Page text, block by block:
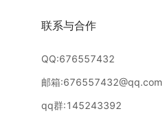
联系与合作
QQ:676557432
邮箱:676557432@qq.com
qq群:145243392